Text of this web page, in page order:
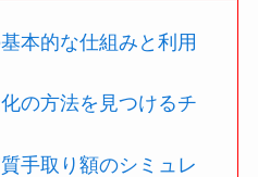
本的な仕組みと利用
の方法を見つけるチ
手取り額のシミュレ